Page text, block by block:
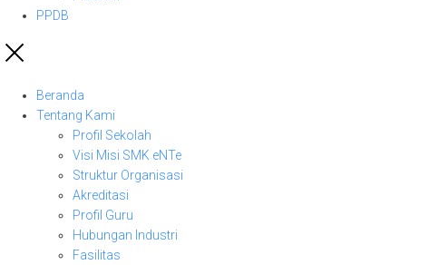
PPDB
Beranda
Tentang Kami
Profil Sekolah
Visi Misi SMK eNTe
Struktur Organisasi
Akreditasi
Profil Guru
Hubungan Industri
Fasilitas